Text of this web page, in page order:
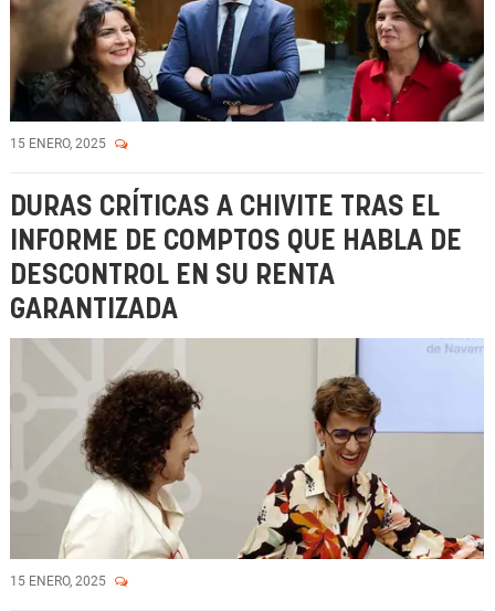
15 ENERO, 2025
DURAS CRÍTICAS A CHIVITE TRAS EL
INFORME DE COMPTOS QUE HABLA DE
DESCONTROL EN SU RENTA
GARANTIZADA
15 ENERO, 2025